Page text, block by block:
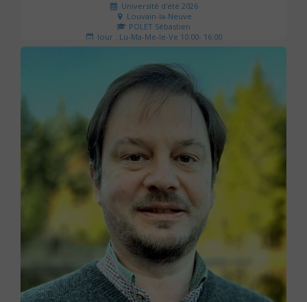
Université d'été 2026
Louvain-la-Neuve
POLET Sébastien
Jour : Lu-Ma-Me-Je-Ve 10:00- 16:00
Nombre de séances : 2